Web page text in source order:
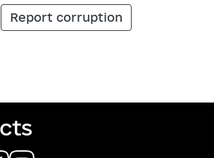
Report corruption